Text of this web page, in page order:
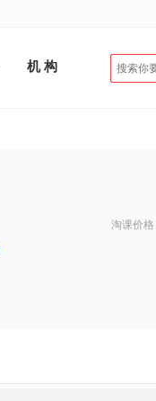
机 构
淘课价格